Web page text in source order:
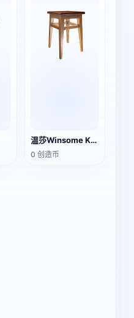
温莎Winsome Kanya2指挥凳（厨房凳）
0 创造币